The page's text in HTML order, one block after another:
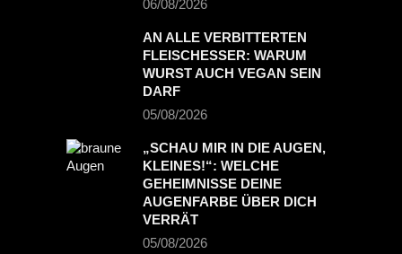
06/08/2026
AN ALLE VERBITTERTEN
FLEISCHESSER: WARUM
WURST AUCH VEGAN SEIN
DARF
05/08/2026
„SCHAU MIR IN DIE AUGEN,
KLEINES!“: WELCHE
GEHEIMNISSE DEINE
AUGENFARBE ÜBER DICH
VERRÄT
05/08/2026